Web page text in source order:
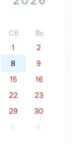
Сб
Вс
1
2
8
9
15
16
22
23
29
30
5 6